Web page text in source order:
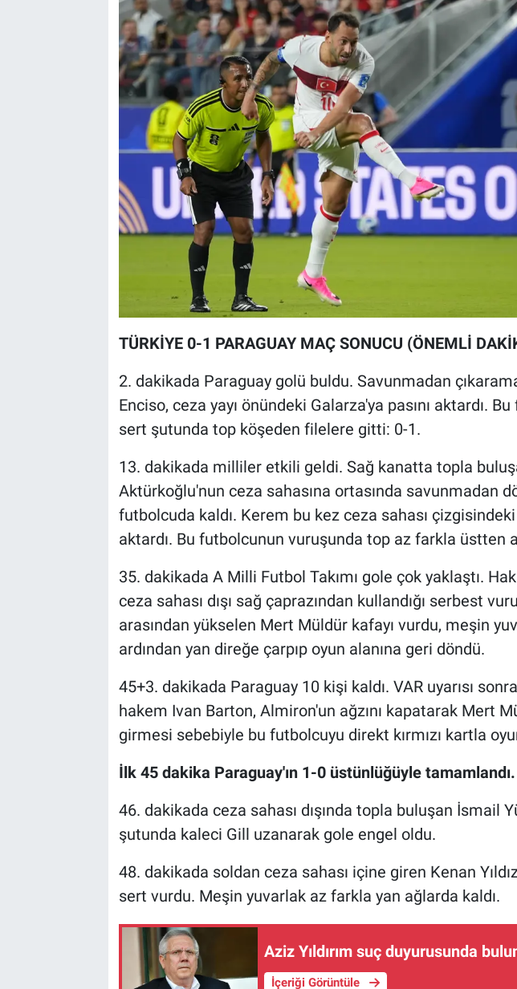
TÜRKİYE 0-1 PARAGUAY MAÇ SONUCU (ÖNEMLİ
2. dakikada Paraguay golü buldu. Savunmadan
Enciso, ceza yayı önündeki Galarza'ya pasını aktardı.
sert şutunda top köşeden filelere gitti: 0-1.
13. dakikada milliler etkili geldi. Sağ kanatta topla
Aktürkoğlu'nun ceza sahasına ortasında savunmadan
futbolcuda kaldı. Kerem bu kez ceza sahası çizgisindeki
aktardı. Bu futbolcunun vuruşunda top az farkla üstten
35. dakikada A Milli Futbol Takımı gole çok yaklaştı.
ceza sahası dışı sağ çaprazından kullandığı serbest
arasından yükselen Mert Müldür kafayı vurdu, meşin
ardından yan direğe çarpıp oyun alanına geri döndü.
45+3. dakikada Paraguay 10 kişi kaldı. VAR uyarısı
hakem Ivan Barton, Almiron'un ağzını kapatarak Mert
girmesi sebebiyle bu futbolcuyu direkt kırmızı kartla
İlk 45 dakika Paraguay'ın 1-0 üstünlüğüyle tamamlandı.
46. dakikada ceza sahası dışında topla buluşan İsmail
şutunda kaleci Gill uzanarak gole engel oldu.
48. dakikada soldan ceza sahası içine giren Kenan
sert vurdu. Meşin yuvarlak az farkla yan ağlarda kaldı.
Aziz Yıldırım suç duyurusunda
İçeriği Görüntüle